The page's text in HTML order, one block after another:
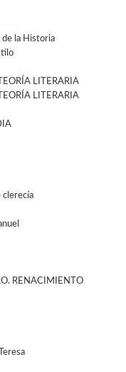
de la Historia
LITERARIA
LITERARIA
RENACIMIENTO